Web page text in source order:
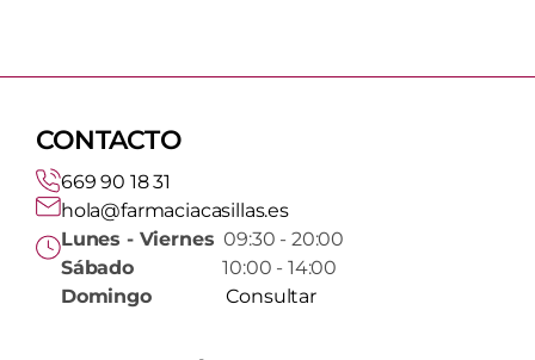
CONTACTO
669 90 18 31
hola@farmaciacasillas.es
Lunes - Viernes 09:30 - 20:00
Sábado10:00 - 14:00
Domingo
Consultar